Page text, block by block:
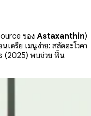
ของ Astaxanthin)
ดรีย เมนูง่าย: สลัดอะโวคา
(2025) พบช่วย ฟื้น